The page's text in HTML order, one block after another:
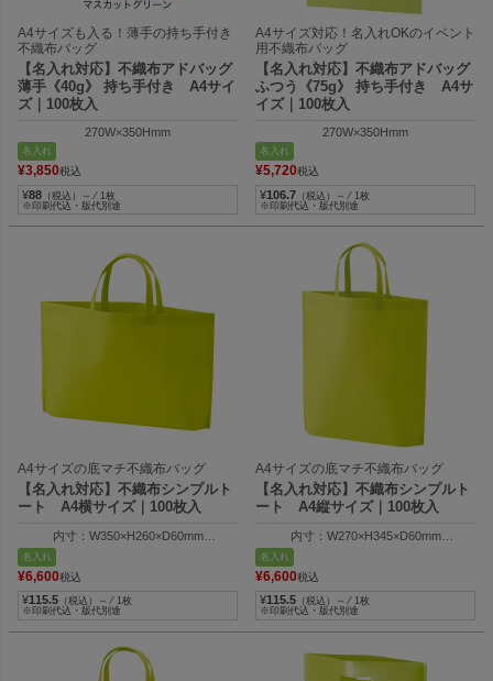
A4サイズも入る！薄手の持ち手付き
不織布バッグ
【名入れ対応】不織布アドバッグ
薄手《40g》 持ち手付き A4サイ
ズ｜100枚入
270W×350Hmm
名入れ
¥3,850税込
¥88 （税込）～ ⁄ 1枚
※印刷代込・版代別途
A4サイズ対応！名入れOKのイベント
用不織布バッグ
【名入れ対応】不織布アドバッグ
ふつう《75g》 持ち手付き A4サ
イズ｜100枚入
270W×350Hmm
名入れ
¥5,720税込
¥106.7 （税込）～ ⁄ 1枚
※印刷代込・版代別途
A4サイズの底マチ不織布バッグ
【名入れ対応】不織布シンプルト
ート A4横サイズ｜100枚入
内寸：W350×H260×D60mm
外寸：W410×H260×D60mm
名入れ
¥6,600税込
¥115.5 （税込）～ ⁄ 1枚
※印刷代込・版代別途
A4サイズの底マチ不織布バッグ
【名入れ対応】不織布シンプルト
ート A4縦サイズ｜100枚入
内寸：W270×H345×D60mm
外寸：W330×H345×D60mm
名入れ
¥6,600税込
¥115.5 （税込）～ ⁄ 1枚
※印刷代込・版代別途